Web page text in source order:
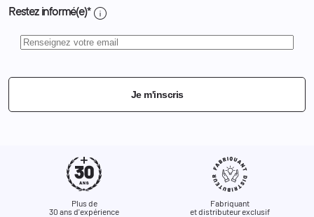
Restez informé(e)* info
Je m'inscris
Plus de
30 ans d'expérience
Fabriquant
et distributeur exclusif